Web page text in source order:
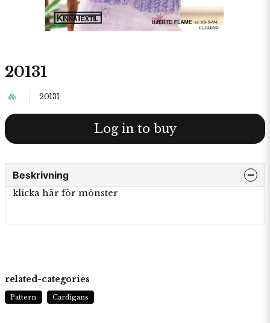
20131
20131
Log in to buy
Beskrivning
klicka här för mönster
related-categories
Pattern Cardigans